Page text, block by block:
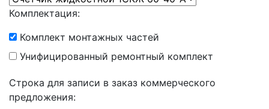
Комплектация:
Комплект монтажных частей
Унифицированный ремонтный комплект
Строка для записи в заказ коммерческого
предложения: